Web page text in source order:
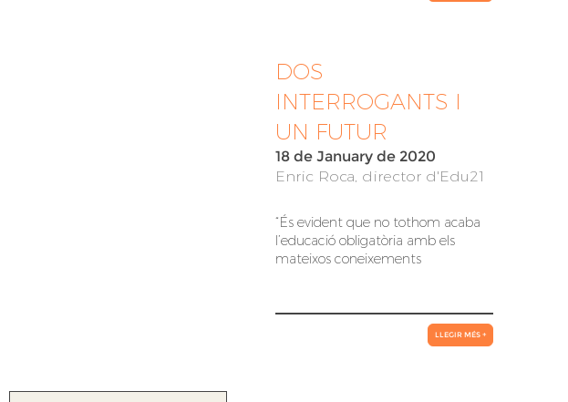
DOS
INTERROGANTS I
UN FUTUR
18 de January de 2020
Enric Roca, director d'Edu21
“És evident que no tothom acaba
l’educació obligatòria amb els
mateixos coneixements
LLEGIR MÉS +